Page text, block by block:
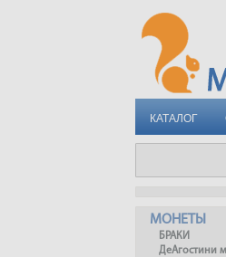
КАТАЛОГ
МОНЕТЫ
БРАКИ
ДеАгостини